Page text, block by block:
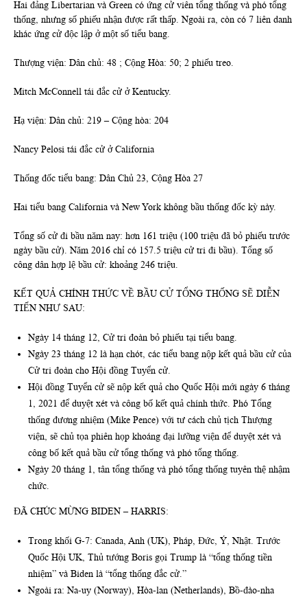
Hai đảng Libertarian và Green có ứng cử viên tổng thống và phó tổng
thống, nhưng số phiếu nhận được rất thấp. Ngoài ra, còn có 7 liên danh
khác ứng cử độc lập ở một số tiểu bang.
Thượng viện: Dân chủ: 48 ; Cộng Hòa: 50; 2 phiếu treo.
Mitch McConnell tái đắc cử ở Kentucky.
Hạ viện: Dân chủ: 219 – Cộng hòa: 204
Nancy Pelosi tái đắc cử ở California
Thống đốc tiểu bang: Dân Chủ 23, Cộng Hòa 27
Hai tiểu bang California và New York không bầu thống đốc kỳ này.
Tổng số cử đi bầu năm nay: hơn 161 triệu (100 triệu đã bỏ phiếu trước
ngày bầu cử). Năm 2016 chỉ có 157.5 triệu cử tri đi bầu). Tổng số
công dân hợp lệ bầu cử: khoảng 246 triệu.
KẾT QUẢ CHÍNH THỨC VỀ BẦU CỬ TỔNG THỐNG SẼ DIỄN
TIẾN NHƯ SAU:
Ngày 14 tháng 12, Cử tri đoàn bỏ phiếu tại tiểu bang.
Ngày 23 tháng 12 là hạn chót, các tiểu bang nộp kết quả bầu cử của
Cử tri đoàn cho Hội đồng Tuyển cử.
Hội đồng Tuyển cử sẽ nộp kết quả cho Quốc Hội mới ngày 6 tháng
1, 2021 để duyệt xét và công bố kết quả chính thức. Phó Tổng
thống đương nhiệm (Mike Pence) với tư cách chủ tịch Thượng
viện, sẽ chủ tọa phiên họp khoáng đại lưỡng viện để duyệt xét và
công bố kết quả bầu cử tổng thống và phó tổng thống.
Ngày 20 tháng 1, tân tổng thống và phó tổng thống tuyên thệ nhậm
chức.
ĐÃ CHÚC MỪNG BIDEN – HARRIS:
Trong khối G-7: Canada, Anh (UK), Pháp, Đức, Ý, Nhật. Trước
Quốc Hội UK, Thủ tướng Boris gọi Trump là “tổng thống tiền
nhiệm” và Biden là “tổng thống đắc cử.”
Ngoài ra: Na-uy (Norway), Hòa-lan (Netherlands), Bồ-đào-nha